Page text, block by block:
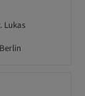
Lukas